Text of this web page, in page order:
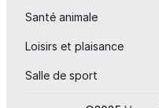
Santé animale
Loisirs et plaisance
Salle de sport